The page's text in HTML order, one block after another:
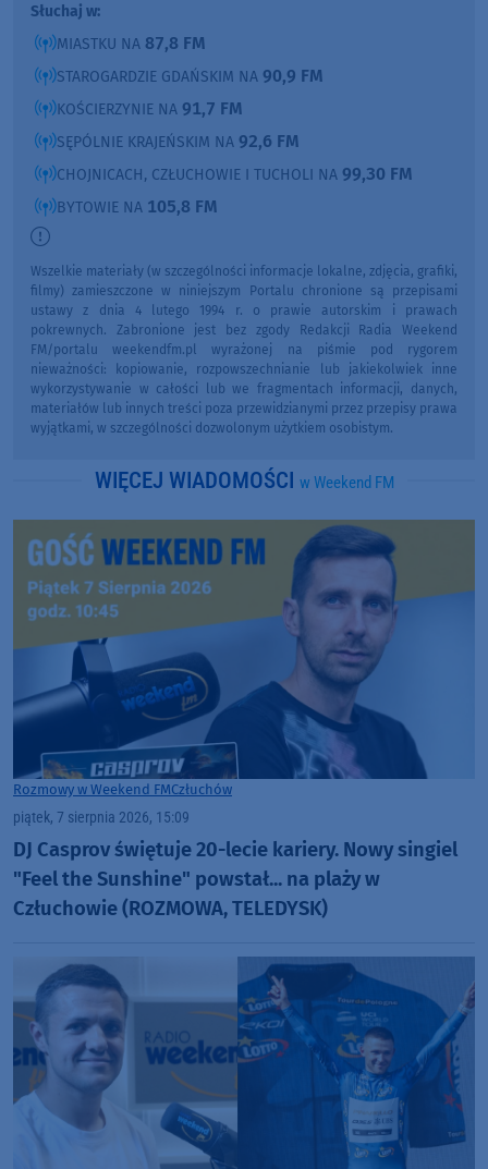
Słuchaj w:
MIASTKU NA 87,8 FM
STAROGARDZIE GDAŃSKIM NA 90,9 FM
KOŚCIERZYNIE NA 91,7 FM
SĘPÓLNIE KRAJEŃSKIM NA 92,6 FM
CHOJNICACH, CZŁUCHOWIE I TUCHOLI NA 99,30 FM
BYTOWIE NA 105,8 FM
Wszelkie materiały (w szczególności informacje lokalne, zdjęcia, grafiki,
filmy) zamieszczone w niniejszym Portalu chronione są przepisami
ustawy z dnia 4 lutego 1994 r. o prawie autorskim i prawach
pokrewnych. Zabronione jest bez zgody Redakcji Radia Weekend
FM/portalu weekendfm.pl wyrażonej na piśmie pod rygorem
nieważności: kopiowanie, rozpowszechnianie lub jakiekolwiek inne
wykorzystywanie w całości lub we fragmentach informacji, danych,
materiałów lub innych treści poza przewidzianymi przez przepisy prawa
wyjątkami, w szczególności dozwolonym użytkiem osobistym.
WIĘCEJ WIADOMOŚCI w Weekend FM
Rozmowy w Weekend FMCzłuchów
piątek, 7 sierpnia 2026, 15:09
DJ Casprov świętuje 20-lecie kariery. Nowy singiel
"Feel the Sunshine" powstał... na plaży w
Człuchowie (ROZMOWA, TELEDYSK)